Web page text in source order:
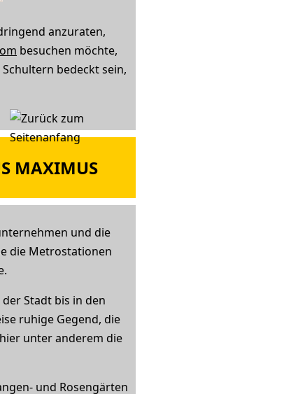
anzuraten,
besuchen möchte,
bedeckt sein,
MAXIMUS
und die
die Metrostationen
Stadt bis in den
ruhige Gegend, die
unter anderem die
und Rosengärten